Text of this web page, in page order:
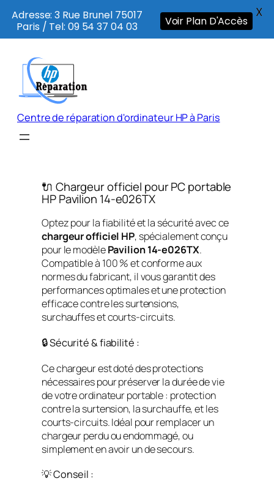
contenu
Centre de réparation d'ordinateur HP à Paris
🔌 Chargeur officiel pour PC portable
HP Pavilion 14-e026TX
Optez pour la fiabilité et la sécurité avec ce
chargeur officiel HP, spécialement conçu
pour le modèlePavilion 14-e026TX.
Compatible à 100 % et conforme aux
normes du fabricant, il vous garantit des
performances optimales et une protection
efficace contre les surtensions,
surchauffes et courts-circuits.
🔒 Sécurité & fiabilité :
Ce chargeur est doté des protections
nécessaires pour préserver la durée de vie
de votre ordinateur portable : protection
contre la surtension, la surchauffe, et les
courts-circuits. Idéal pour remplacer un
chargeur perdu ou endommagé, ou
simplement en avoir un de secours.
💡 Conseil :
Adresse: 3 Rue Brunel 75017
Paris / Tel: 09 54 37 04 03
Voir Plan D'Accès
X